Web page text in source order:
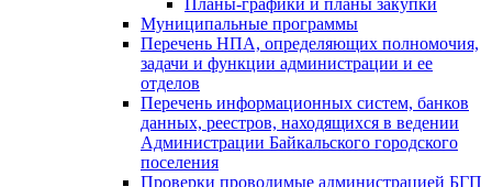
Муниципальные программы
Перечень НПА, определяющих полномочия,
задачи и функции администрации и ее
отделов
Перечень информационных систем, банков
данных, реестров, находящихся в ведении
Администрации Байкальского городского
поселения
Проверки проводимые администрацией БГП